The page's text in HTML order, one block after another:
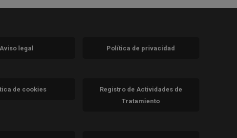
nueva)
Aviso legal Política de privacidad
de cookies
Registro de Actividades de
Tratamiento